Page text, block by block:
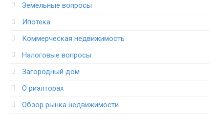
Земельные вопросы
Ипотека
Коммерческая недвижимость
Налоговые вопросы
Загородный дом
О риэлторах
Обзор рынка недвижимости